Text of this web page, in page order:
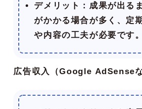
デメリット ：成果が出る
がかかる場合が多く、定
や内容の工夫が必要です。
広告収入（Google AdSenseな